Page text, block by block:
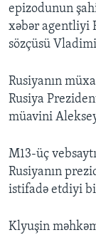
epizodunun
xəbər agentliyi
sözçüsü
Rusiyanın
Rusiya
müavini
M13-üç
Rusiyanın
istifadə etdiyi
Klyuşin